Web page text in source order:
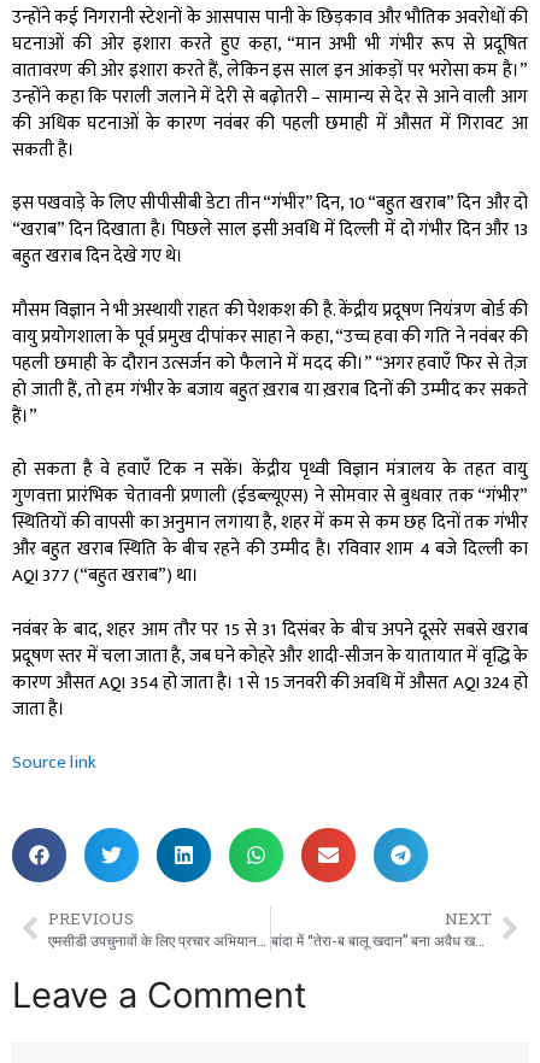
उन्होंने कई निगरानी स्टेशनों के आसपास पानी के छिड़काव और भौतिक अवरोधों की
घटनाओं की ओर इशारा करते हुए कहा, “मान अभी भी गंभीर रूप से प्रदूषित
वातावरण की ओर इशारा करते हैं, लेकिन इस साल इन आंकड़ों पर भरोसा कम है।”
उन्होंने कहा कि पराली जलाने में देरी से बढ़ोतरी – सामान्य से देर से आने वाली आग
की अधिक घटनाओं के कारण नवंबर की पहली छमाही में औसत में गिरावट आ
सकती है।
इस पखवाड़े के लिए सीपीसीबी डेटा तीन “गंभीर” दिन, 10 “बहुत खराब” दिन और दो
“खराब” दिन दिखाता है। पिछले साल इसी अवधि में दिल्ली में दो गंभीर दिन और 13
बहुत खराब दिन देखे गए थे।
मौसम विज्ञान ने भी अस्थायी राहत की पेशकश की है. केंद्रीय प्रदूषण नियंत्रण बोर्ड की
वायु प्रयोगशाला के पूर्व प्रमुख दीपांकर साहा ने कहा, “उच्च हवा की गति ने नवंबर की
पहली छमाही के दौरान उत्सर्जन को फैलाने में मदद की।” “अगर हवाएँ फिर से तेज़
हो जाती हैं, तो हम गंभीर के बजाय बहुत ख़राब या ख़राब दिनों की उम्मीद कर सकते
हैं।”
हो सकता है वे हवाएँ टिक न सकें। केंद्रीय पृथ्वी विज्ञान मंत्रालय के तहत वायु
गुणवत्ता प्रारंभिक चेतावनी प्रणाली (ईडब्ल्यूएस) ने सोमवार से बुधवार तक “गंभीर”
स्थितियों की वापसी का अनुमान लगाया है, शहर में कम से कम छह दिनों तक गंभीर
और बहुत खराब स्थिति के बीच रहने की उम्मीद है। रविवार शाम 4 बजे दिल्ली का
AQI 377 (“बहुत खराब”) था।
नवंबर के बाद, शहर आम तौर पर 15 से 31 दिसंबर के बीच अपने दूसरे सबसे खराब
प्रदूषण स्तर में चला जाता है, जब घने कोहरे और शादी-सीजन के यातायात में वृद्धि के
कारण औसत AQI 354 हो जाता है। 1 से 15 जनवरी की अवधि में औसत AQI 324 हो
जाता है।
Source link
PREVIOUS NEXT
बांदा में “तेरा-ब बालू खदान” बना अवैध खनन का साम्राज्य’: अफ़सर ‘नतमस्तक’?
Leave a Comment